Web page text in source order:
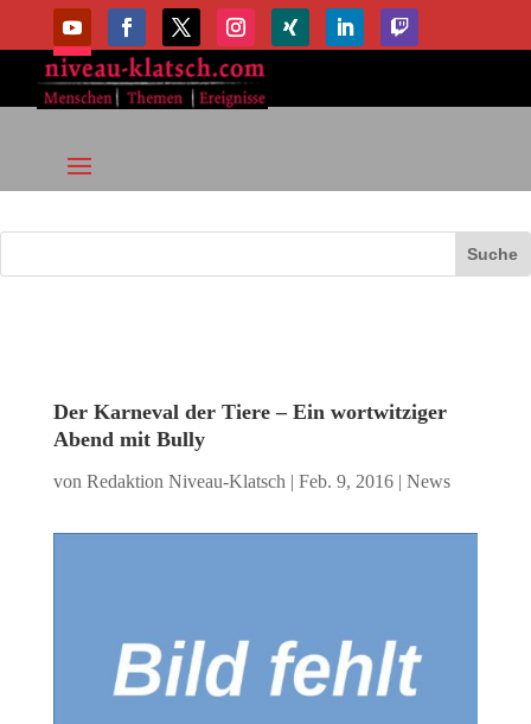
Der Karneval der Tiere – Ein wortwitziger
Abend mit Bully
von Redaktion Niveau-Klatsch | Feb. 9, 2016| News